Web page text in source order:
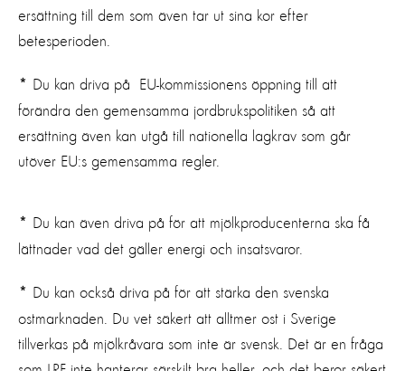
ersättning till dem som även tar ut sina kor efter
betesperioden.
* Du kan driva på EU-kommissionens öppning till att
förändra den gemensamma jordbrukspolitiken så att
ersättning även kan utgå till nationella lagkrav som går
utöver EU:s gemensamma regler.
* Du kan även driva på för att mjölkproducenterna ska få
lättnader vad det gäller energi och insatsvaror.
* Du kan också driva på för att stärka den svenska
ostmarknaden. Du vet säkert att alltmer ost i Sverige
tillverkas på mjölkråvara som inte är svensk. Det är en fråga